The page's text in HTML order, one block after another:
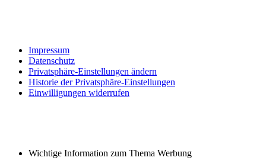
Impressum
Datenschutz
Privatsphäre-Einstellungen ändern
Historie der Privatsphäre-Einstellungen
Einwilligungen widerrufen
Wichtige Information zum Thema Werbung